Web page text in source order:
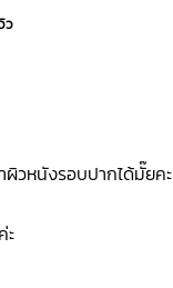
ว
วหนังรอบปากได้มั๊ยคะ